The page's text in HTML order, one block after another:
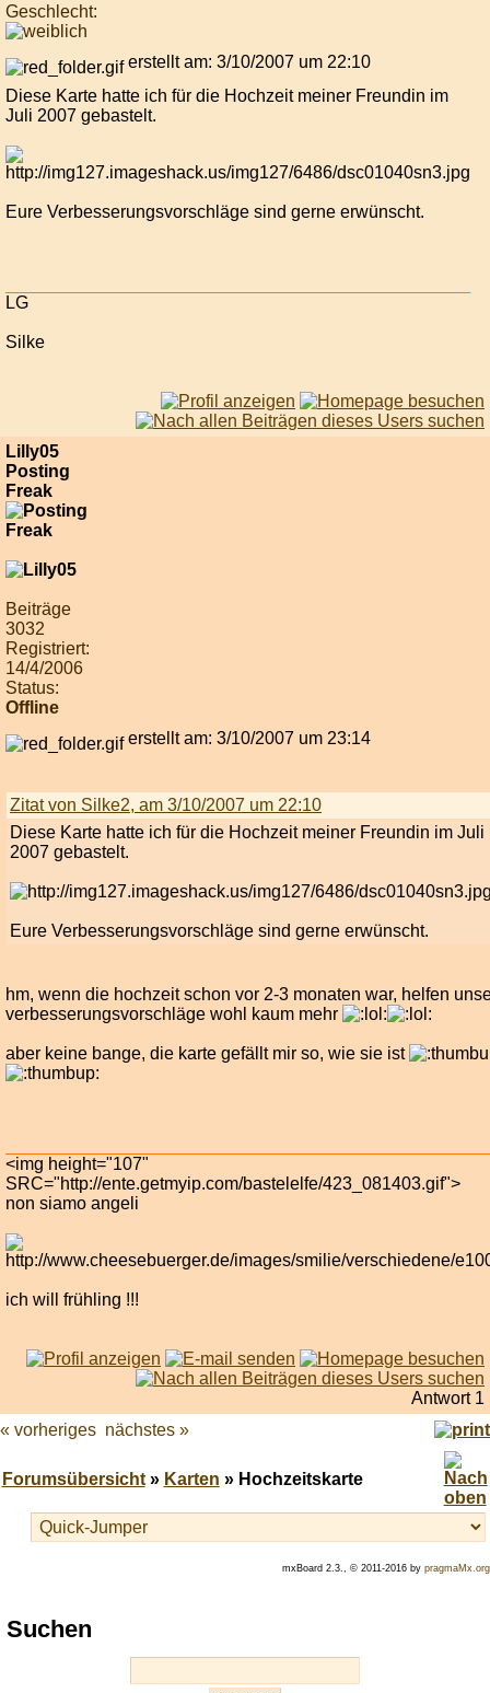
Geschlecht:
erstellt am: 3/10/2007 um 22:10
Diese Karte hatte ich für die Hochzeit meiner Freundin im
Juli 2007 gebastelt.
Eure Verbesserungsvorschläge sind gerne erwünscht.
LG
Silke
Lilly05
Posting
Freak
Beiträge
3032
Registriert:
14/4/2006
Status:
Offline
erstellt am: 3/10/2007 um 23:14
Zitat von Silke2, am 3/10/2007 um 22:10
Diese Karte hatte ich für die Hochzeit meiner Freundin im Juli
2007 gebastelt.
Eure Verbesserungsvorschläge sind gerne erwünscht.
hm, wenn die hochzeit schon vor 2-3 monaten war, helfen
verbesserungsvorschläge wohl kaum mehr
aber keine bange, die karte gefällt mir so, wie sie ist
<img height="107"
SRC="http://ente.getmyip.com/bastelelfe/423_081403.gif">
non siamo angeli
ich will frühling !!!
Antwort 1
« vorheriges nächstes »
Forumsübersicht» Karten » Hochzeitskarte
mxBoard 2.3., © 2011-2016 by pragmaMx.org
Play
best
Suchen